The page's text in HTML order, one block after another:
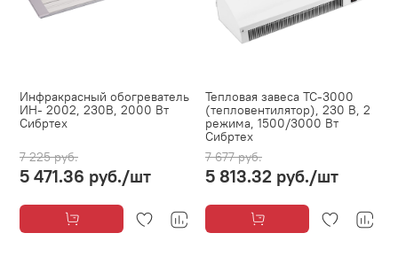
Инфракрасный обогреватель
ИН- 2002, 230В, 2000 Вт
Сибртех
7 225 руб.
5 471.36 руб./шт
Тепловая завеса ТС-3000
(тепловентилятор), 230 В, 2
режима, 1500/3000 Вт
Сибртех
7 677 руб.
5 813.32 руб./шт